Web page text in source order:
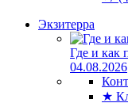
Экзитерра
Где и как
04.08.2026
★